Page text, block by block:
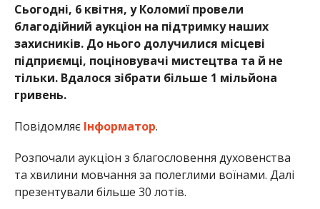
Сьогодні, 6 квітня, у Коломиї провели
благодійний аукціон на підтримку наших
захисників. До нього долучилися місцеві
підприємці, поціновувачі мистецтва та й не
тільки. Вдалося зібрати більше 1 мільйона
гривень.
Повідомляє Інформатор.
Розпочали аукціон з благословення духовенства
та хвилини мовчання за полеглими воїнами. Далі
презентували більше 30 лотів.